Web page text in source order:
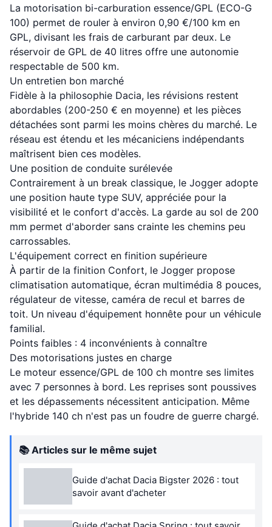
La motorisation bi-carburation essence/GPL (ECO-G
100) permet de rouler à environ 0,90 €/100 km en
GPL, divisant les frais de carburant par deux. Le
réservoir de GPL de 40 litres offre une autonomie
respectable de 500 km.
Un entretien bon marché
Fidèle à la philosophie Dacia, les révisions restent
abordables (200-250 € en moyenne) et les pièces
détachées sont parmi les moins chères du marché. Le
réseau est étendu et les mécaniciens indépendants
maîtrisent bien ces modèles.
Une position de conduite surélevée
Contrairement à un break classique, le Jogger adopte
une position haute type SUV, appréciée pour la
visibilité et le confort d'accès. La garde au sol de 200
mm permet d'aborder sans crainte les chemins peu
carrossables.
L'équipement correct en finition supérieure
À partir de la finition Confort, le Jogger propose
climatisation automatique, écran multimédia 8 pouces,
régulateur de vitesse, caméra de recul et barres de
toit. Un niveau d'équipement honnête pour un véhicule
familial.
Points faibles : 4 inconvénients à connaître
Des motorisations justes en charge
Le moteur essence/GPL de 100 ch montre ses limites
avec 7 personnes à bord. Les reprises sont poussives
et les dépassements nécessitent anticipation. Même
l'hybride 140 ch n'est pas un foudre de guerre chargé.
📚 Articles sur le même sujet
Guide d'achat Dacia Bigster 2026 : tout
savoir avant d'acheter